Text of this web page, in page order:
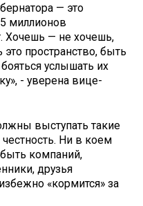
— это
миллионов
Хочешь — не хочешь,
пространство, быть
услышать их
- уверена вице-
выступать такие
честность. Ни в коем
компаний,
друзья
«кормится» за